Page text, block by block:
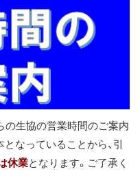
の生協の営業時間のご案内
なっていることから、引
休業となります。ご了承く